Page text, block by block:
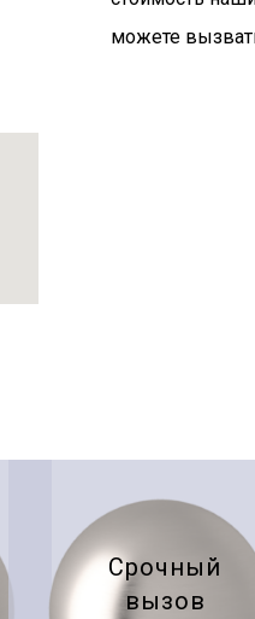
можете
Срочный
вызов